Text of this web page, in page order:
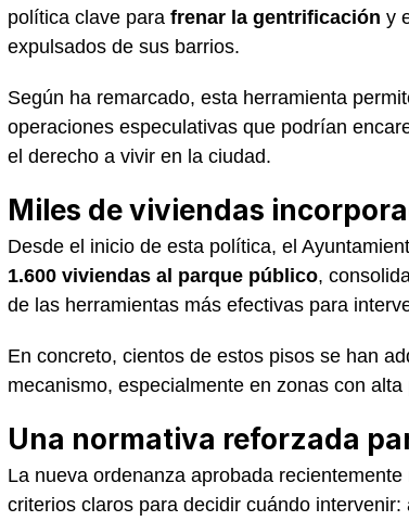
política clave para frenar la gentrificación y
expulsados de sus barrios.
Según ha remarcado, esta herramienta
operaciones especulativas que podrían
el derecho a vivir en la ciudad.
Miles de viviendas
Desde el inicio de esta política, el
1.600 viviendas al parque público,
de las herramientas más efectivas para
En concreto, cientos de estos pisos se han
mecanismo, especialmente en zonas con
Una normativa reforzada
La nueva ordenanza aprobada
criterios claros para decidir cuándo